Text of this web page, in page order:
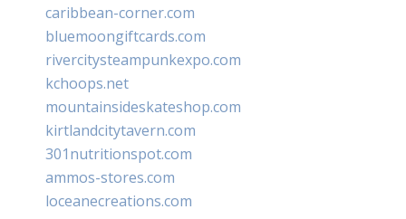
caribbean-corner.com
bluemoongiftcards.com
rivercitysteampunkexpo.com
kchoops.net
mountainsideskateshop.com
kirtlandcitytavern.com
301nutritionspot.com
ammos-stores.com
loceanecreations.com